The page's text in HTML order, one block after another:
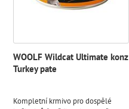
WOOLF Wildcat Ultimate konz
Turkey pate
Kompletní krmivo pro dospělé